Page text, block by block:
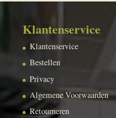
Klantenservice
Klantenservice
Bestellen
Privacy
Algemene Voorwaarden
Retourneren